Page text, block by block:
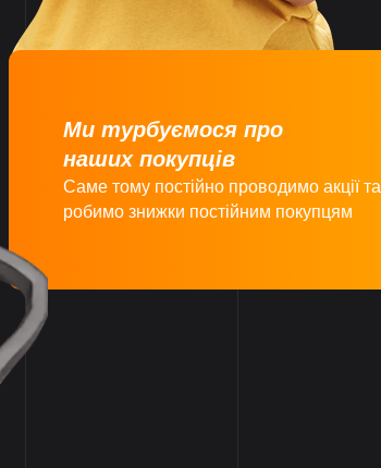
Ми турбуємося про
наших покупців
Саме тому постійно проводимо акції та
робимо знижки постійним покупцям